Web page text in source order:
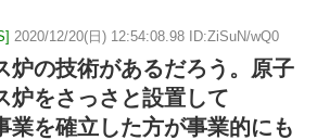
2020/12/20(日) 12:54:08.98 ID:ZiSuN/wQ0
炉の技術があるだろう。原子
炉をさっさと設置して
業を確立した方が事業的にも